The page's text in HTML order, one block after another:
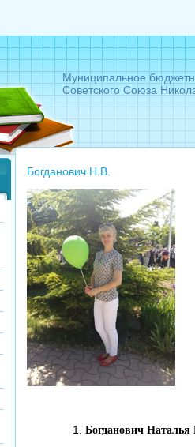
Муниципальное
Советского Союза
Богданович Н.В.
Богданович Наталья